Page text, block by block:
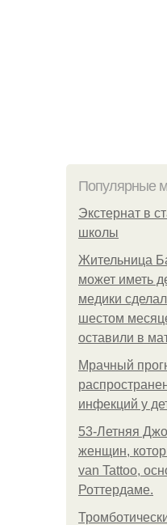
Популярные
Экстернат в
школы
Жительница
может иметь
медики
шестом
оставили в
Мрачный
инфекций у
53-Летняя
женщин,
van Tattoo,
Роттердаме.